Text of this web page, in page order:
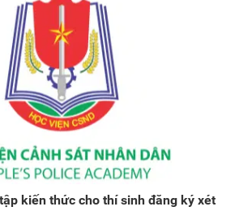
kiến thức cho thí sinh đăng ký xét